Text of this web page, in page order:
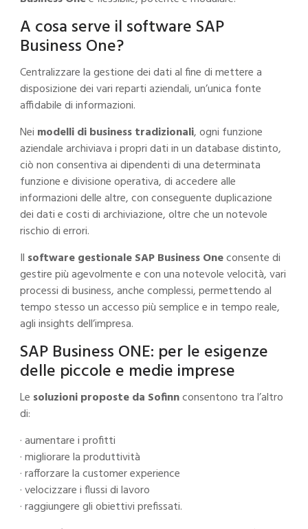
A cosa serve il software SAP
Business One?
Centralizzare la gestione dei dati al fine di mettere a
disposizione dei vari reparti aziendali, un’unica fonte
affidabile di informazioni.
Nei modelli di business tradizionali, ogni funzione
aziendale archiviava i propri dati in un database distinto,
ciò non consentiva ai dipendenti di una determinata
funzione e divisione operativa, di accedere alle
informazioni delle altre, con conseguente duplicazione
dei dati e costi di archiviazione, oltre che un notevole
rischio di errori.
Il software gestionale SAP Business Oneconsente di
gestire più agevolmente e con una notevole velocità, vari
processi di business, anche complessi, permettendo al
tempo stesso un accesso più semplice e in tempo reale,
agli insights dell’impresa.
SAP Business ONE: per le esigenze
delle piccole e medie imprese
Le soluzioni proposte da Sofinnconsentono tra l’altro
di:
· aumentare i profitti
· migliorare la produttività
· rafforzare la customer experience
· velocizzare i flussi di lavoro
· raggiungere gli obiettivi prefissati.